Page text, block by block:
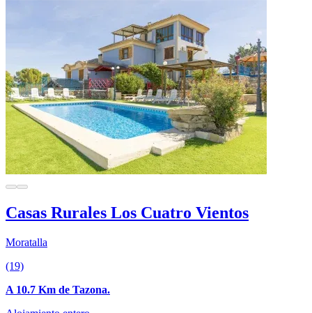
Casas Rurales Los Cuatro Vientos
Moratalla
(19)
A 10.7 Km de Tazona.